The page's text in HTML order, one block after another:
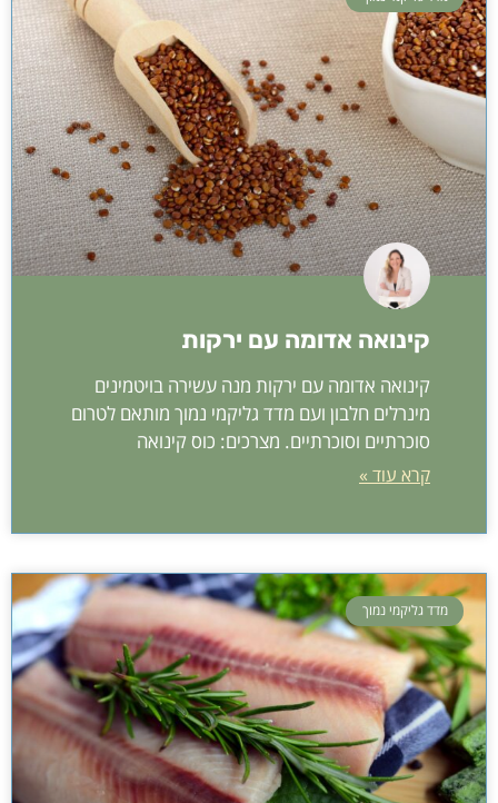
קינואה אדומה עם ירקות
קינואה אדומה עם ירקות מנה עשירה בויטמינים
מינרלים חלבון ועם מדד גליקמי נמוך מותאם לטרום
סוכרתיים וסוכרתיים. מצרכים: כוס קינואה
קרא עוד »
מדד גליקמי נמוך